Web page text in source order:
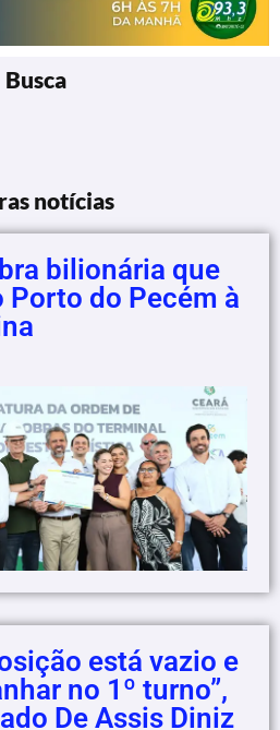
Busca
notícias
bilionária que
Porto do Pecém à
está vazio e
no 1º turno”,
De Assis Diniz